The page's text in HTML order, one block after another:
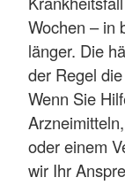
Wochen – in
länger. Die
der Regel
Wenn Sie
oder einem
wir Ihr